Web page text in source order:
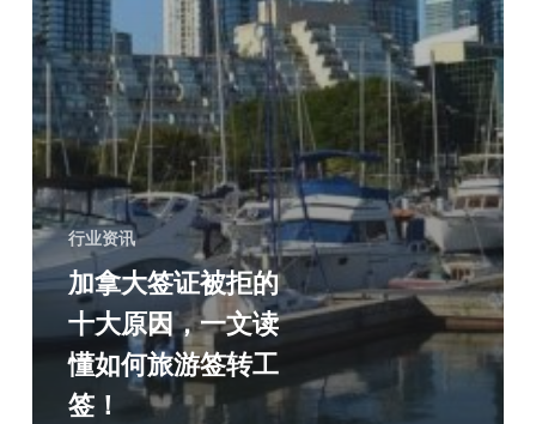
行业资讯
加拿大签证被拒的
十大原因，一文读
懂如何旅游签转工
签！